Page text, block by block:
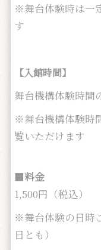
※舞台体験時は一
す
【入館時間】
舞台機構体験時間
※舞台機構体験時
覧いただけます
■料金
1,500円（税込）
※舞台体験の日時
日とも）